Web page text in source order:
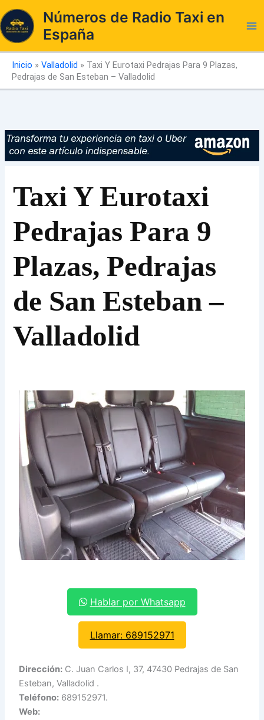
al
contenido
Números de Radio Taxi en
España
Inicio » Valladolid » Taxi Y Eurotaxi Pedrajas Para 9 Plazas,
Pedrajas de San Esteban – Valladolid
Taxi Y Eurotaxi
Pedrajas Para 9
Plazas, Pedrajas
de San Esteban –
Valladolid
Hablar por Whatsapp
Llamar: 689152971
Dirección: C. Juan Carlos I, 37, 47430 Pedrajas de San
Esteban, Valladolid .
Teléfono: 689152971.
Web: